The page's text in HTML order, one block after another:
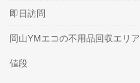
即日訪問
岡山YMエコの不用品回収エリア
値段